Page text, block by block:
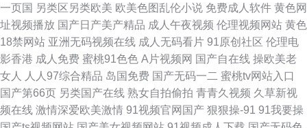
一页国 另类区另类欧美 欧美色图乱伦小说 免费成人软件 黄色网
址视频播放 国产日产美产精品 成人午夜视频 伦理视频网站 黄色
18禁网站 亚洲无码视频在线 成人无码看片 91原创社区 伦理电
影香港 成人免费 蜜桃91色色 A片视频网 国产自在线 操欧美老
女人
人人97综合精品 岛国免费 国产无码一二 蜜桃tv网站入口
国产第66页 另类国产在线 熟女自拍偷拍 青青久视频 久草新视
频在线 激情深爱欧美激情 91视频官网国产 狠狠操-91 91我要操